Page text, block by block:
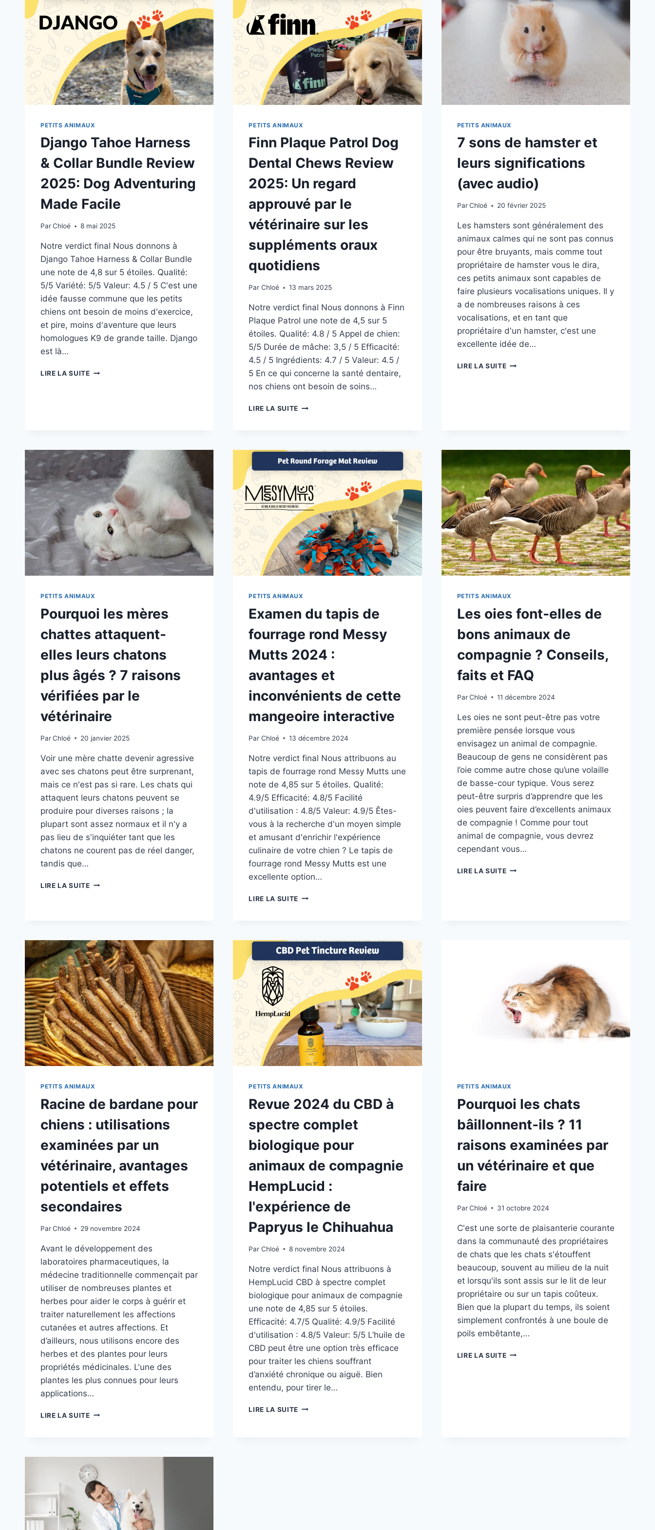
PETITS ANIMAUX
Django Tahoe Harness
& Collar Bundle Review
2025: Dog Adventuring
Made Facile
ParChloé 8 mai 2025
Notre verdict final Nous donnons à
Django Tahoe Harness & Collar Bundle
une note de 4,8 sur 5 étoiles. Qualité:
5/5 Variété: 5/5 Valeur: 4.5 / 5 C'est une
idée fausse commune que les petits
chiens ont besoin de moins d'exercice,
et pire, moins d'aventure que leurs
homologues K9 de grande taille. Django
est là…
LIRE LA SUITEDJANGO
DOG
ADVENTURING
MADE
FACILE
PETITS ANIMAUX
Finn Plaque Patrol Dog
Dental Chews Review
2025: Un regard
approuvé par le
vétérinaire sur les
suppléments oraux
quotidiens
Par Chloé 13 mars 2025
Notre verdict final Nous donnons à Finn
Plaque Patrol une note de 4,5 sur 5
étoiles. Qualité: 4.8 / 5 Appel de chien:
5/5 Durée de mâche: 3,5 / 5 Efficacité:
4.5 / 5 Ingrédients: 4.7 / 5 Valeur: 4.5 /
5 En ce qui concerne la santé dentaire,
nos chiens ont besoin de soins…
LIRE LA SUITE FINN
CHEWS
2025:
UN
REGARD
APPROUVÉ
PAR
LE
VÉTÉRINAIRE
SUR
LES
SUPPLÉMENTS
PETITS ANIMAUX
7 sons de hamster et
leurs significations
(avec audio)
Par Chloé 20 février 2025
Les hamsters sont généralement des
animaux calmes qui ne sont pas connus
pour être bruyants, mais comme tout
propriétaire de hamster vous le dira,
ces petits animaux sont capables de
faire plusieurs vocalisations uniques. Il y
a de nombreuses raisons à ces
vocalisations, et en tant que
propriétaire d'un hamster, c'est une
excellente idée de…
LIRE LA SUITE7
PETITS ANIMAUX
Pourquoi les mères
chattes attaquent-
elles leurs chatons
plus âgés ? 7 raisons
vérifiées par le
vétérinaire
ParChloé 20 janvier 2025
Voir une mère chatte devenir agressive
avec ses chatons peut être surprenant,
mais ce n'est pas si rare. Les chats qui
attaquent leurs chatons peuvent se
produire pour diverses raisons ; la
plupart sont assez normaux et il n'y a
pas lieu de s'inquiéter tant que les
chatons ne courent pas de réel danger,
tandis que…
LIRE LA SUITEPOURQUOI
LEURS
CHATONS
PLUS
ÂGÉS
?
7
RAISONS
VÉRIFIÉES
PAR
LE
VÉTÉRINAIRE
PETITS ANIMAUX
Examen du tapis de
fourrage rond Messy
Mutts 2024 :
avantages et
inconvénients de cette
mangeoire interactive
Par Chloé 13 décembre 2024
Notre verdict final Nous attribuons au
tapis de fourrage rond Messy Mutts une
note de 4,85 sur 5 étoiles. Qualité:
4.9/5 Efficacité: 4.8/5 Facilité
d'utilisation : 4.8/5 Valeur: 4.9/5 Êtes-
vous à la recherche d'un moyen simple
et amusant d'enrichir l'expérience
culinaire de votre chien ? Le tapis de
fourrage rond Messy Mutts est une
excellente option…
LIRE LA SUITE EXAMEN
ROND
MUTTS
2024 :
AVANTAGES
ET
INCONVÉNIENTS
DE
CETTE
MANGEOIRE
INTERACTIVE
PETITS ANIMAUX
Les oies font-elles de
bons animaux de
compagnie ? Conseils,
faits et FAQ
Par Chloé 11 décembre 2024
Les oies ne sont peut-être pas votre
première pensée lorsque vous
envisagez un animal de compagnie.
Beaucoup de gens ne considèrent pas
l’oie comme autre chose qu’une volaille
de basse-cour typique. Vous serez
peut-être surpris d’apprendre que les
oies peuvent faire d’excellents animaux
de compagnie ! Comme pour tout
animal de compagnie, vous devrez
cependant vous…
LIRE LA SUITELES
ET
FAQ
PETITS ANIMAUX
Racine de bardane pour
chiens : utilisations
examinées par un
vétérinaire, avantages
potentiels et effets
secondaires
ParChloé 29 novembre 2024
Avant le développement des
laboratoires pharmaceutiques, la
médecine traditionnelle commençait par
utiliser de nombreuses plantes et
herbes pour aider le corps à guérir et
traiter naturellement les affections
cutanées et autres affections. Et
d’ailleurs, nous utilisons encore des
herbes et des plantes pour leurs
propriétés médicinales. L'une des
plantes les plus connues pour leurs
applications…
LIRE LA SUITERACINE
UTILISATIONS
EXAMINÉES
PAR
UN
VÉTÉRINAIRE,
AVANTAGES
POTENTIELS
PETITS ANIMAUX
Revue 2024 du CBD à
spectre complet
biologique pour
animaux de compagnie
HempLucid :
l'expérience de
Papryus le Chihuahua
Par Chloé 8 novembre 2024
Notre verdict final Nous attribuons à
HempLucid CBD à spectre complet
biologique pour animaux de compagnie
une note de 4,85 sur 5 étoiles.
Efficacité: 4.7/5 Qualité: 4.9/5 Facilité
d'utilisation : 4.8/5 Valeur: 5/5 L’huile de
CBD peut être une option très efficace
pour traiter les chiens souffrant
d’anxiété chronique ou aiguë. Bien
entendu, pour tirer le…
LIRE LA SUITE REVUE
PETITS ANIMAUX
Pourquoi les chats
bâillonnent-ils ? 11
raisons examinées par
un vétérinaire et que
faire
Par Chloé 31 octobre 2024
C'est une sorte de plaisanterie courante
dans la communauté des propriétaires
de chats que les chats s'étouffent
beaucoup, souvent au milieu de la nuit
et lorsqu'ils sont assis sur le lit de leur
propriétaire ou sur un tapis coûteux.
Bien que la plupart du temps, ils soient
simplement confrontés à une boule de
poils embêtante,…
LIRE LA SUITEPOURQUOI